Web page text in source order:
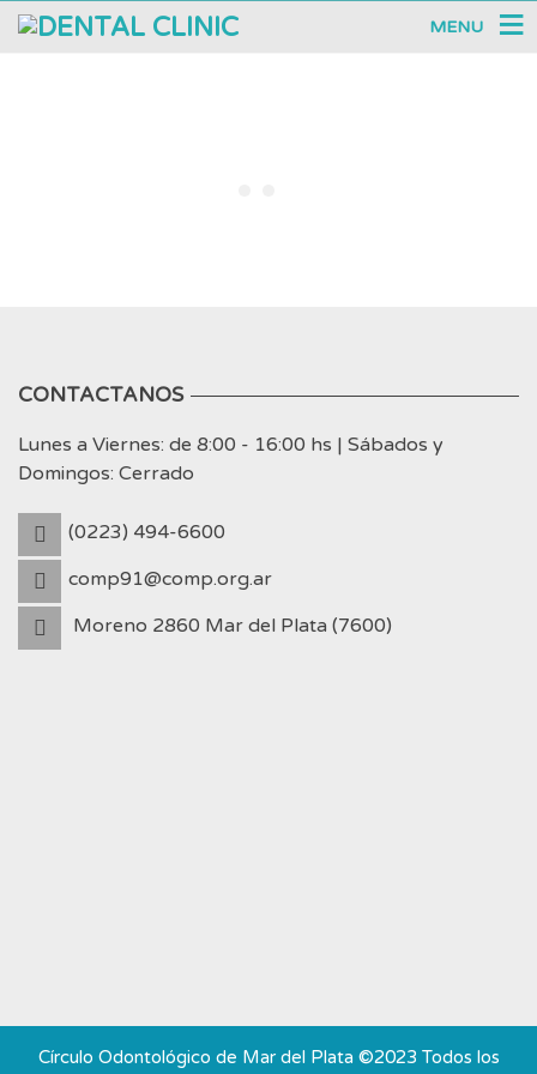
MENU
CONTACTANOS
Lunes a Viernes: de 8:00 - 16:00 hs | Sábados y
Domingos: Cerrado
(0223) 494-6600
comp91@comp.org.ar
Moreno 2860 Mar del Plata (7600)
Círculo Odontológico de Mar del Plata ©2023 Todos los